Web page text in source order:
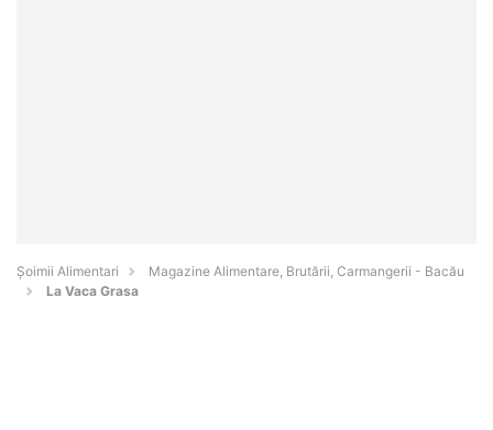
Şoimii Alimentari
Magazine Alimentare, Brutării, Carmangerii - Bacău
La Vaca Grasa